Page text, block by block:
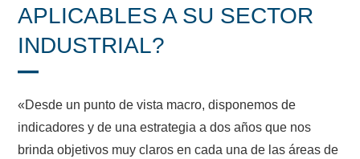
APLICABLES A SU SECTOR
INDUSTRIAL?
«Desde un punto de vista macro, disponemos de
indicadores y de una estrategia a dos años que nos
brinda objetivos muy claros en cada una de las áreas de